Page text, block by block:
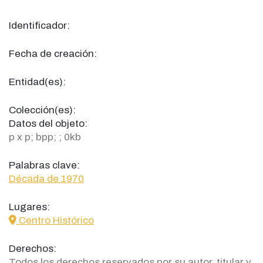
Identificador:
Fecha de creación:
Entidad(es):
Colección(es):
Datos del objeto:
p x p; bpp; ; 0kb
Palabras clave:
Década de 1970
Lugares:
icon
Centro Histórico
Derechos: